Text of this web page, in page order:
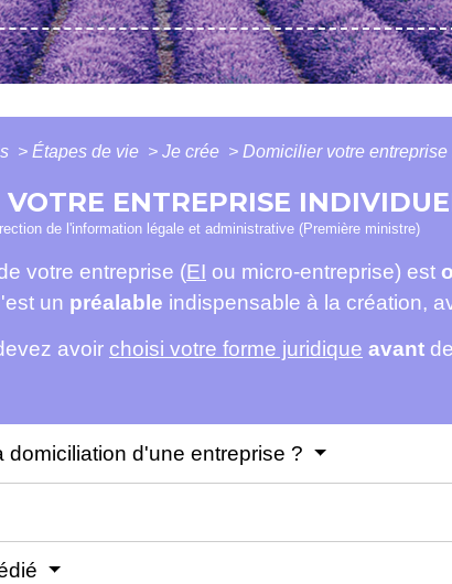
> Étapes de vie > Je crée > Domicilier votre
ENTREPRISE
de l'information légale et administrative (Première ministre)
votre entreprise (EI ou micro-entreprise) est
un préalable indispensable à la création,
avoir choisi votre forme juridique avant
domiciliation d'une entreprise ?